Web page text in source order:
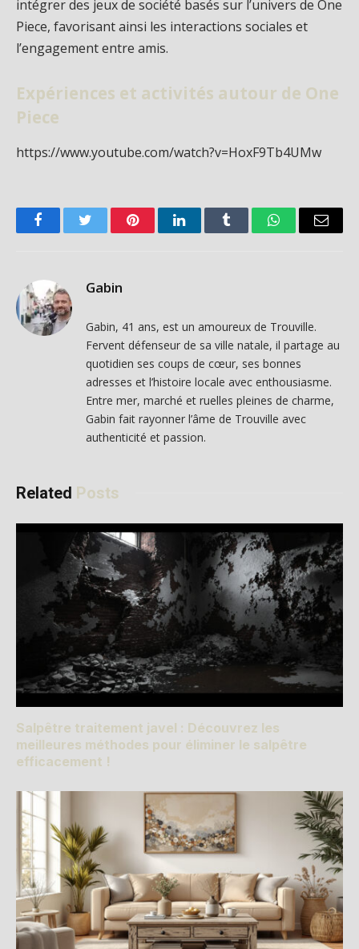
intégrer des jeux de société basés sur l’univers de One
Piece, favorisant ainsi les interactions sociales et
l’engagement entre amis.
Expériences et activités autour de One
Piece
https://www.youtube.com/watch?v=HoxF9Tb4UMw
FacebookTwitter PinterestLinkedInTumblr WhatsAppEmail
Gabin
Gabin, 41 ans, est un amoureux de Trouville.
Fervent défenseur de sa ville natale, il partage au
quotidien ses coups de cœur, ses bonnes
adresses et l’histoire locale avec enthousiasme.
Entre mer, marché et ruelles pleines de charme,
Gabin fait rayonner l’âme de Trouville avec
authenticité et passion.
Related Posts
Salpêtre traitement javel : Découvrez les
meilleures méthodes pour éliminer le salpêtre
efficacement !